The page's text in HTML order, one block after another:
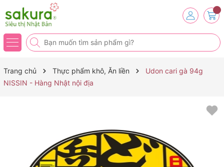
Trang chủ Thực phẩm khô, Ăn liền
Udon cari gà 94g
NISSIN - Hàng Nhật nội địa